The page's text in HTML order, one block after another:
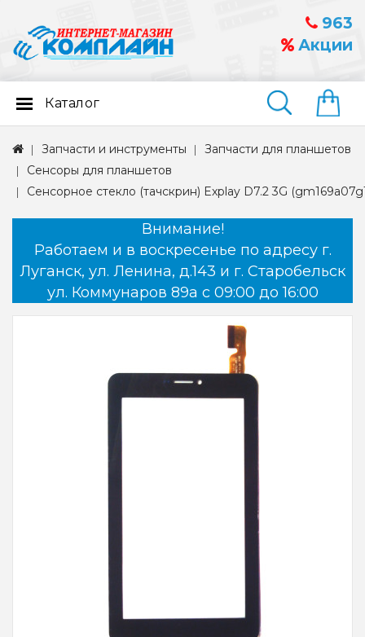
963
Акции
Найти
Каталог
Запчасти и инструменты
Запчасти для планшетов
Сенсоры для планшетов
Сенсорное стекло (тачскрин) Explay D7.2 3G
Внимание!
Работаем и в воскресенье по адресу г.
Луганск, ул. Ленина, д.143 и г. Старобельск
ул. Коммунаров 89а с 09:00 до 16:00